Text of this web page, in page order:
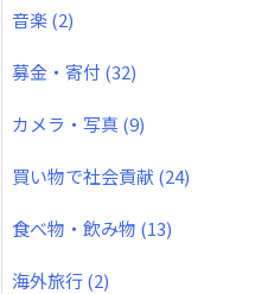
音楽(2)
募金・寄付 (32)
カメラ・写真(9)
買い物で社会貢献 (24)
食べ物・飲み物 (13)
海外旅行(2)